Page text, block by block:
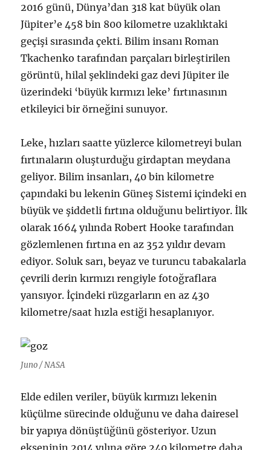
2016 günü, Dünya’dan 318 kat büyük olan
Jüpiter’e 458 bin 800 kilometre uzaklıktaki
geçişi sırasında çekti. Bilim insanı Roman
Tkachenko tarafından parçaları birleştirilen
görüntü, hilal şeklindeki gaz devi Jüpiter ile
üzerindeki ‘büyük kırmızı leke’ fırtınasının
etkileyici bir örneğini sunuyor.
Leke, hızları saatte yüzlerce kilometreyi bulan
fırtınaların oluşturduğu girdaptan meydana
geliyor. Bilim insanları, 40 bin kilometre
çapındaki bu lekenin Güneş Sistemi içindeki en
büyük ve şiddetli fırtına olduğunu belirtiyor. İlk
olarak 1664 yılında Robert Hooke tarafından
gözlemlenen fırtına en az 352 yıldır devam
ediyor. Soluk sarı, beyaz ve turuncu tabakalarla
çevrili derin kırmızı rengiyle fotoğraflara
yansıyor. İçindeki rüzgarların en az 430
kilometre/saat hızla estiği hesaplanıyor.
Juno / NASA
Elde edilen veriler, büyük kırmızı lekenin
küçülme sürecinde olduğunu ve daha dairesel
bir yapıya dönüştüğünü gösteriyor. Uzun
ekseninin 2014 yılına göre 240 kilometre daha